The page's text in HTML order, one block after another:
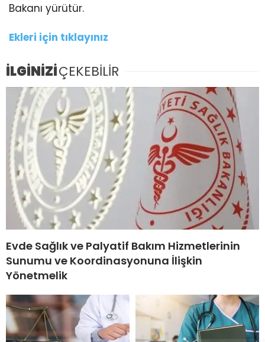
Bakanı yürütür.
Ekleri için tıklayınız
İLGİNİZİÇEKEBİLİR
Evde Sağlık ve Palyatif Bakım Hizmetlerinin
Sunumu ve Koordinasyonuna İlişkin
Yönetmelik